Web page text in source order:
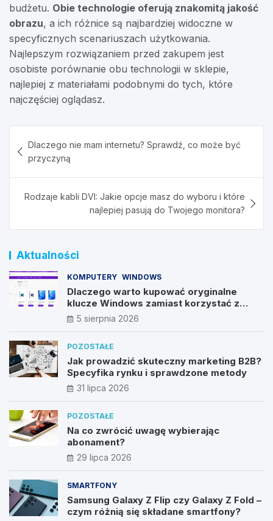
budżetu. Obie technologie oferują znakomitą jakość
obrazu, a ich różnice są najbardziej widoczne w
specyficznych scenariuszach użytkowania.
Najlepszym rozwiązaniem przed zakupem jest
osobiste porównanie obu technologii w sklepie,
najlepiej z materiałami podobnymi do tych, które
najczęściej oglądasz.
wpisu
Dlaczego nie mam internetu? Sprawdź, co może być
przyczyną
Rodzaje kabli DVI: Jakie opcje masz do wyboru i które
najlepiej pasują do Twojego monitora?
Aktualności
KOMPUTERY WINDOWS
Dlaczego warto kupować oryginalne
klucze Windows zamiast korzystać z
nieautoryzowanych źródeł?
5 sierpnia 2026
POZOSTAŁE
Jak prowadzić skuteczny marketing B2B?
Specyfika rynku i sprawdzone metody
31 lipca 2026
POZOSTAŁE
Na co zwrócić uwagę wybierając
abonament?
29 lipca 2026
SMARTFONY
Samsung Galaxy Z Flip czy Galaxy Z Fold –
czym różnią się składane smartfony?